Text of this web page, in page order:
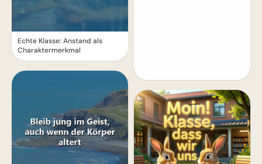
Echte Klasse: Anstand als
Charaktermerkmal